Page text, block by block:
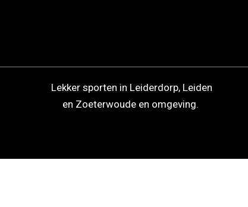
Lekker sporten in Leiderdorp, Leiden
en Zoeterwoude en omgeving.